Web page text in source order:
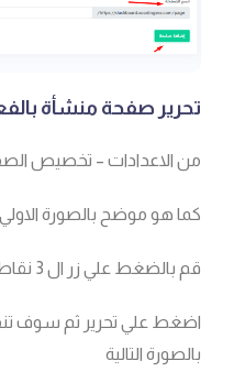
تحرير صفحة منشأة
من الاعدادات – تخصيص
كما هو موضح بالصورة
قم بالضغط علي زر ال 3 نقاط الموجود اسفل خانة الاجراءات
اضغط علي تحرير ثم سوف
بالصورة التالية